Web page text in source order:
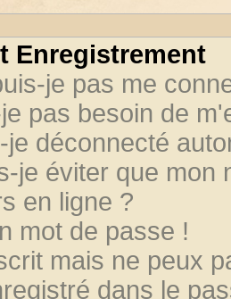
Enregistrement
je pas me
pas besoin de
je déconnecté
je éviter que mon
en ligne ?
mot de passe !
mais ne peux
dans le